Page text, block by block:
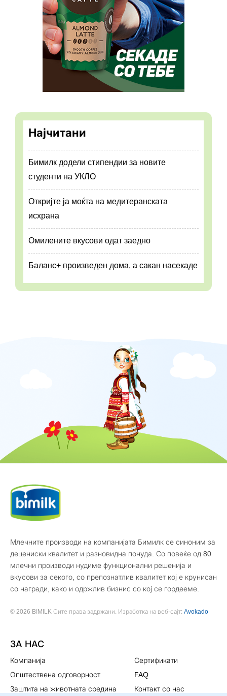
Најчитани
Бимилк додели стипендии за новите
студенти на УКЛО
Откријте ја моќта на медитеранската
исхрана
Омилените вкусови одат заедно
Баланс+ произведен дома, а сакан насекаде
Млечните производи на компанијата Бимилк се синоним за
децениски квалитет и разновидна понуда. Со повеќе од 80
млечни производи нудиме функционални решенија и
вкусови за секого, со препознатлив квалитет кој е крунисан
со награди, како и одржлив бизнис со кој се гордееме.
© 2026 BIMILK Сите права задржани. Изработка на веб-сајт: Avokado
ЗА НАС
Компанија
Општествена одговорност
Заштита на животната средина
Сертификати
FAQ
Контакт со нас